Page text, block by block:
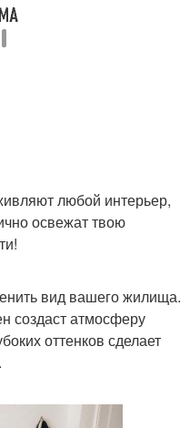
любой интерьер,
освежат твою
вид вашего жилища.
создаст атмосферу
оттенков сделает